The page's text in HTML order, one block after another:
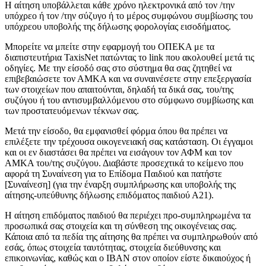
Η αίτηση υποβάλλεται κάθε χρόνο ηλεκτρονικά από τον /την
υπόχρεο ή τον /την σύζυγο ή το μέρος συμφώνου συμβίωσης του
υπόχρεου υποβολής της δήλωσης φορολογίας εισοδήματος.
Μπορείτε να μπείτε στην εφαρμογή του ΟΠΕΚΑ με τα
διαπιστευτήρια TaxisNet πατώντας το link που ακολουθεί μετά τις
οδηγίες. Με την είσοδό σας στο σύστημα θα σας ζητηθεί να
επιβεβαιώσετε τον ΑΜΚΑ και να συναινέσετε στην επεξεργασία
των στοιχείων που απαιτούνται, δηλαδή τα δικά σας, του/της
συζύγου ή του αντισυμβαλλόμενου στο σύμφωνο συμβίωσης και
των προστατευόμενων τέκνων σας.
Μετά την είσοδο, θα εμφανισθεί φόρμα όπου θα πρέπει να
επιλέξετε την τρέχουσα οικογενειακή σας κατάσταση. Οι έγγαμοι
και οι εν διαστάσει θα πρέπει να εισάγουν τον ΑΦΜ και τον
ΑΜΚΑ του/της συζύγου. Διαβάστε προσεχτικά το κείμενο που
αφορά τη Συναίνεση για το Επίδομα Παιδιού και πατήστε
[Συναίνεση] (για την έναρξη συμπλήρωσης και υποβολής της
αίτησης-υπεύθυνης δήλωσης επιδόματος παιδιού Α21).
Η αίτηση επιδόματος παιδιού θα περιέχει προ-συμπληρωμένα τα
προσωπικά σας στοιχεία και τη σύνθεση της οικογένειας σας.
Κάποια από τα πεδία της αίτησης θα πρέπει να συμπληρωθούν από
εσάς, όπως στοιχεία ταυτότητας, στοιχεία διεύθυνσης και
επικοινωνίας, καθώς και o ΙΒΑΝ στον οποίον είστε δικαιούχος ή